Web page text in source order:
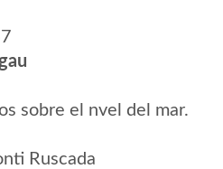
sobre el nvel del mar.
Ruscada